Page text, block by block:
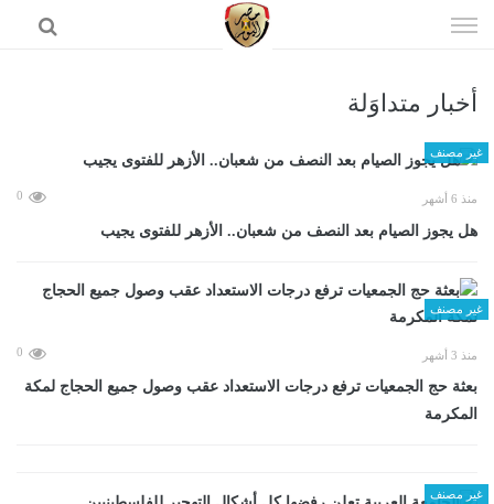
الى
أخبار متداوَلة
غير مصنف
منذ 6 أشهر 0
هل يجوز الصيام بعد النصف من شعبان.. الأزهر للفتوى يجيب
غير مصنف
منذ 3 أشهر 0
بعثة حج الجمعيات ترفع درجات الاستعداد عقب وصول جميع الحجاج لمكة
المكرمة
غير مصنف